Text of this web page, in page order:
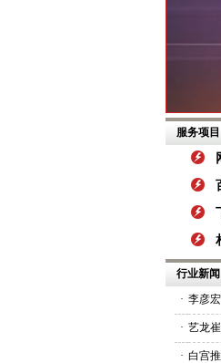
服务项目
行业新闻
· 李彦
· 艺龙
· 白宫